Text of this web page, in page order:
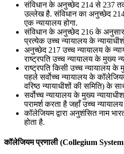
संविधान के अनुच्छेद 214 से 237 तक
उल्लेख है. संविधान का अनुच्छेद
एक न्यायालय होगा.
संविधान के अनुच्छेद 216 के अनुसार
प्रत्येक उच्च न्यायालय के
अनुच्छेद 217 उच्च न्यायालय के
राष्ट्रपति उच्च न्यायालय के मुख्य
राष्ट्रपति किसी उच्च न्यायालय के
पहले सर्वोच्च न्यायालय के
वरिष्ठ न्यायाधीशों की समिति) के
सर्वोच्च न्यायालय के मुख्य
परामर्श करता है जहाँ उच्च
कॉलेजियम द्वारा अनुशंसित नाम
होता है.
कॉलेजियम प्रणाली (Collegium